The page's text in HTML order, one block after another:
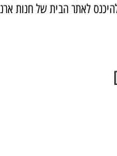
לאתר הבית של חנות